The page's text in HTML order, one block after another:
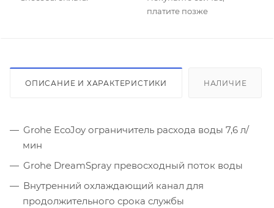
платите позже
ОПИСАНИЕ И ХАРАКТЕРИСТИКИ НАЛИЧИЕ
Grohe EcoJoy ограничитель расхода воды 7,6 л/
мин
Grohe DreamSpray превосходный поток воды
Внутренний охлаждающий канал для
продолжительного срока службы